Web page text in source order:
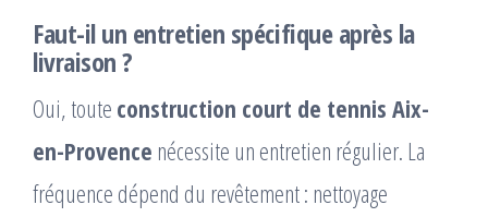
Faut-il un entretien spécifique après la
livraison ?
Oui, toute construction court de tennis Aix-
en-Provence nécessite un entretien régulier. La
fréquence dépend du revêtement : nettoyage